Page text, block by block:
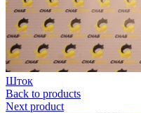
Шток
Back to products
Next product